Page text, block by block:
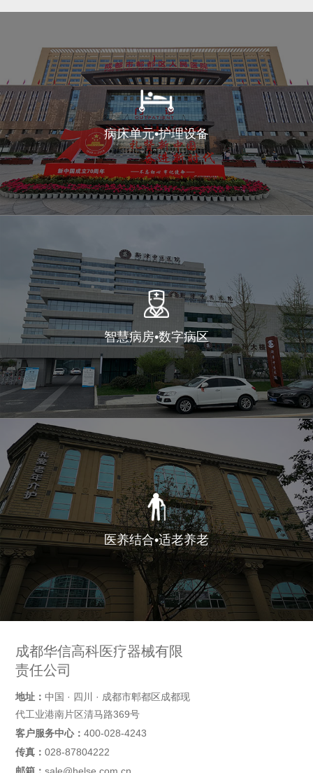
病床单元•护理设备
智慧病房•数字病区
医养结合•适老养老
成都华信高科医疗器械有限
责任公司
地址：中国 · 四川 · 成都市郫都区成都现
代工业港南片区清马路369号
客户服务中心：400-028-4243
传真：028-87804222